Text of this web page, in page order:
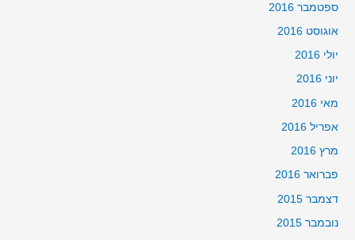
ספטמבר 2016
אוגוסט 2016
יולי 2016
יוני 2016
מאי 2016
אפריל 2016
מרץ 2016
פברואר 2016
דצמבר 2015
נובמבר 2015